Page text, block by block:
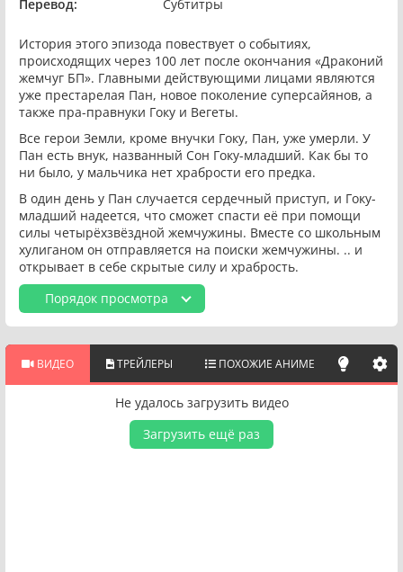
Перевод:
Субтитры
История этого эпизода повествует о событиях,
происходящих через 100 лет после окончания «Драконий
жемчуг БП». Главными действующими лицами являются
уже престарелая Пан, новое поколение суперсайянов, а
также пра-правнуки Гоку и Вегеты.
Все герои Земли, кроме внучки Гоку, Пан, уже умерли. У
Пан есть внук, названный Сон Гоку-младший. Как бы то
ни было, у мальчика нет храбрости его предка.
В один день у Пан случается сердечный приступ, и Гоку-
младший надеется, что сможет спасти её при помощи
силы четырёхзвёздной жемчужины. Вместе со школьным
хулиганом он отправляется на поиски жемчужины. .. и
открывает в себе скрытые силу и храбрость.
Порядок просмотра
ВИДЕО ТРЕЙЛЕРЫ ПОХОЖИЕ АНИМЕ
Не удалось загрузить видео
Загрузить ещё раз